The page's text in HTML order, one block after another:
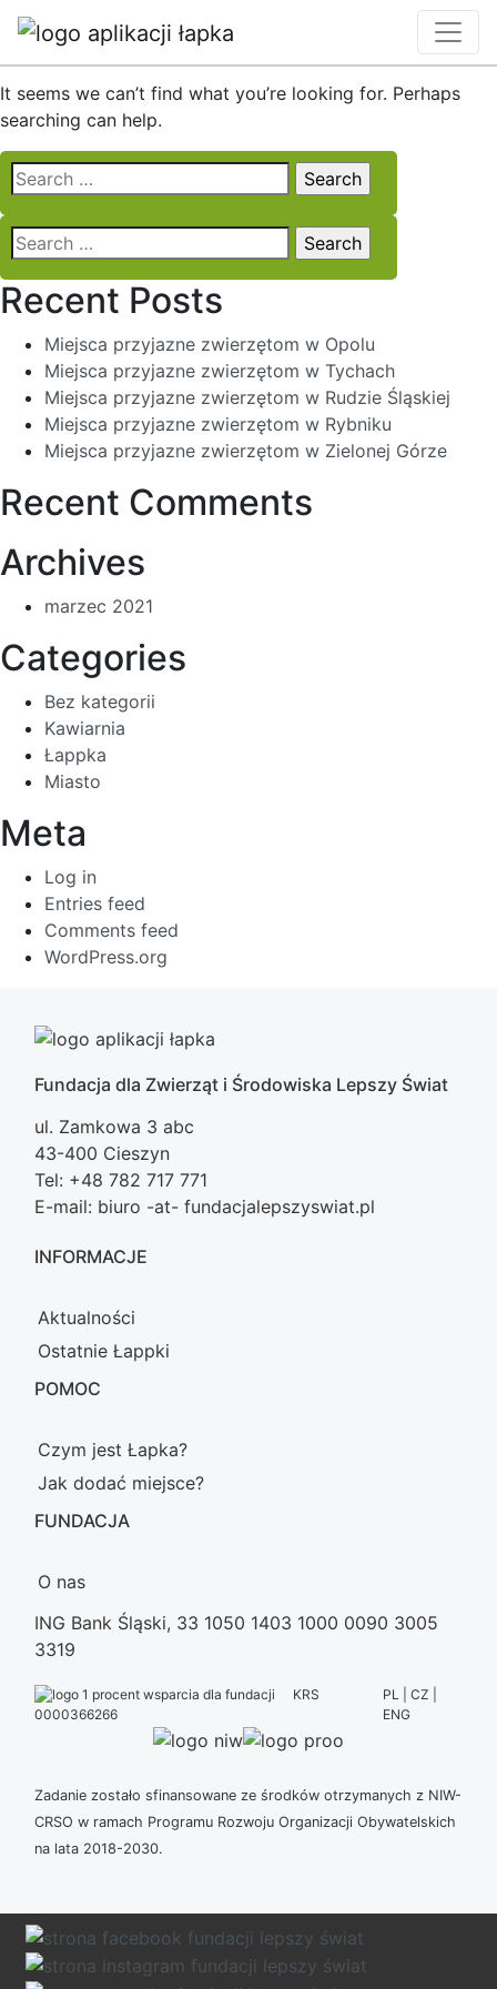
Nothing Found
It seems we can’t find what you’re looking for. Perhaps
searching can help.
Search
for:
Search
for:
Recent Posts
Miejsca przyjazne zwierzętom w Opolu
Miejsca przyjazne zwierzętom w Tychach
Miejsca przyjazne zwierzętom w Rudzie Śląskiej
Miejsca przyjazne zwierzętom w Rybniku
Miejsca przyjazne zwierzętom w Zielonej Górze
Recent Comments
Archives
marzec 2021
Categories
Bez kategorii
Kawiarnia
Łappka
Miasto
Meta
Log in
Entries feed
Comments feed
WordPress.org
Fundacja dla Zwierząt i Środowiska Lepszy Świat
ul. Zamkowa 3 abc
43-400 Cieszyn
Tel: +48 782 717 771
E-mail: biuro -at- fundacjalepszyswiat.pl
INFORMACJE
Aktualności
Ostatnie Łappki
POMOC
Czym jest Łapka?
Jak dodać miejsce?
FUNDACJA
O nas
ING Bank Śląski, 33 1050 1403 1000 0090 3005
3319
KRS
0000366266
PL | CZ |
ENG
Zadanie zostało sfinansowane ze środków otrzymanych z NIW-
CRSO w ramach Programu Rozwoju Organizacji Obywatelskich
na lata 2018-2030.